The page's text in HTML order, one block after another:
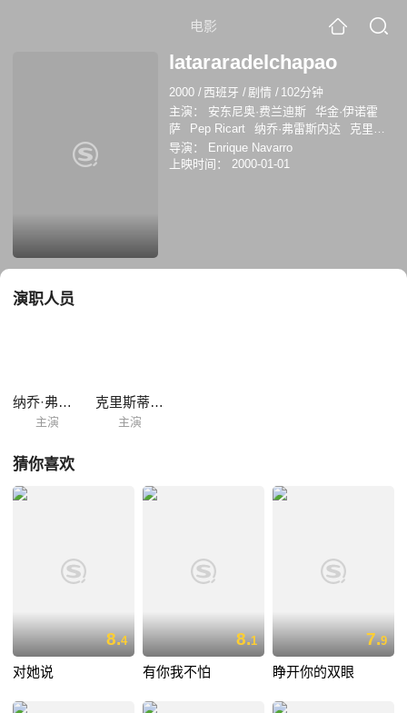
电影
latararadelchapao
2000 / 西班牙 /剧情 / 102分钟
主演：
安东尼奥·费兰迪斯
华金·伊诺霍
萨
Pep Ricart 纳乔·弗雷斯内达
克里斯
蒂娜·普拉萨斯
导演：
Enrique Navarro
上映时间：
2000-01-01
演职人员
纳乔·弗雷斯内达
主演
克里斯蒂娜·普拉萨斯
主演
猜你喜欢
8.4
对她说
8.1
有你我不怕
7.9
睁开你的双眼